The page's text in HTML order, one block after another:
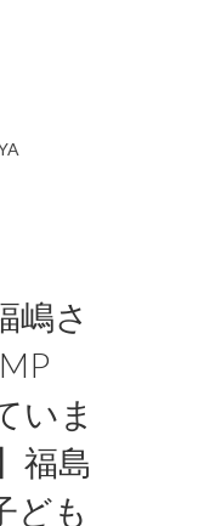
嶋さ
いま
福島
ども